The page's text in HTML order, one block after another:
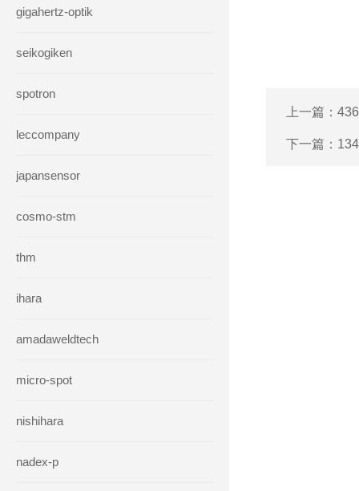
gigahertz-optik
seikogiken
spotron
leccompany
japansensor
cosmo-stm
thm
ihara
amadaweldtech
micro-spot
nishihara
nadex-p
上一篇：
下一篇：